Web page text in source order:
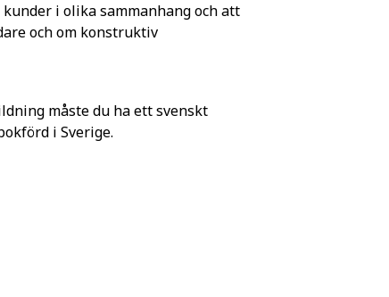
i olika sammanhang och att
och om konstruktiv
måste du ha ett svenskt
i Sverige.